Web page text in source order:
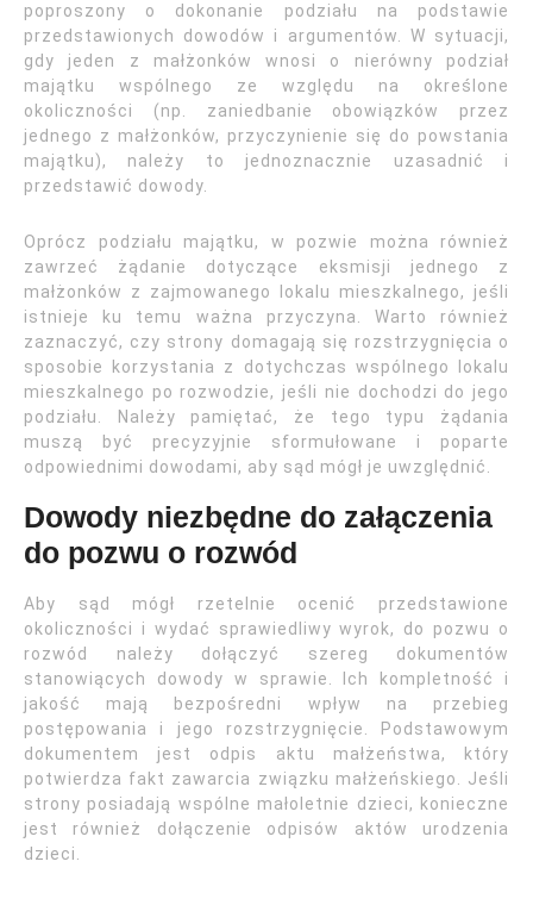
poproszony o dokonanie podziału na podstawie
przedstawionych dowodów i argumentów. W sytuacji,
gdy jeden z małżonków wnosi o nierówny podział
majątku wspólnego ze względu na określone
okoliczności (np. zaniedbanie obowiązków przez
jednego z małżonków, przyczynienie się do powstania
majątku), należy to jednoznacznie uzasadnić i
przedstawić dowody.
Oprócz podziału majątku, w pozwie można również
zawrzeć żądanie dotyczące eksmisji jednego z
małżonków z zajmowanego lokalu mieszkalnego, jeśli
istnieje ku temu ważna przyczyna. Warto również
zaznaczyć, czy strony domagają się rozstrzygnięcia o
sposobie korzystania z dotychczas wspólnego lokalu
mieszkalnego po rozwodzie, jeśli nie dochodzi do jego
podziału. Należy pamiętać, że tego typu żądania
muszą być precyzyjnie sformułowane i poparte
odpowiednimi dowodami, aby sąd mógł je uwzględnić.
Dowody niezbędne do załączenia
do pozwu o rozwód
Aby sąd mógł rzetelnie ocenić przedstawione
okoliczności i wydać sprawiedliwy wyrok, do pozwu o
rozwód należy dołączyć szereg dokumentów
stanowiących dowody w sprawie. Ich kompletność i
jakość mają bezpośredni wpływ na przebieg
postępowania i jego rozstrzygnięcie. Podstawowym
dokumentem jest odpis aktu małżeństwa, który
potwierdza fakt zawarcia związku małżeńskiego. Jeśli
strony posiadają wspólne małoletnie dzieci, konieczne
jest również dołączenie odpisów aktów urodzenia
dzieci.